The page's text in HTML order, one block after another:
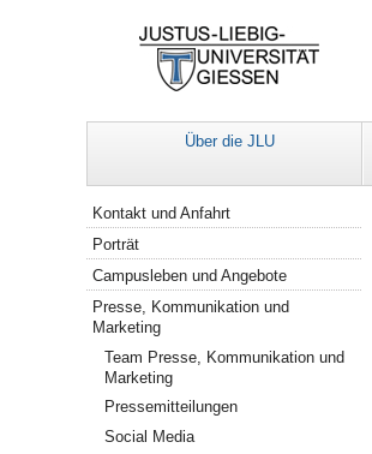
Über die JLU
Navigation
Kontakt und Anfahrt
Porträt
Campusleben und Angebote
Presse, Kommunikation und
Marketing
Team Presse, Kommunikation und
Marketing
Pressemitteilungen
Social Media